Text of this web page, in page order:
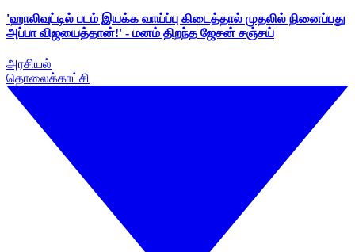
'ஹாலிவுட்டில் படம் இயக்க வாய்ப்பு கிடைத்தால் முதலில் நினைப்பது
அப்பா விஜயைத்தான்!' - மனம் திறந்த ஜேசன் சஞ்சய்
அரசியல்
தொலைக்காட்சி